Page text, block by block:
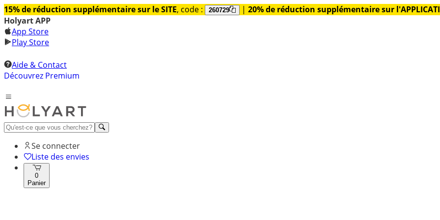
15% de réduction supplémentaire sur le SITE, code : 260729 | 20% de réduction supplémentaire sur
Holyart APP
App Store
Play Store
Aide & Contact
Découvrez Premium
Se connecter
Liste des envies
0
Panier